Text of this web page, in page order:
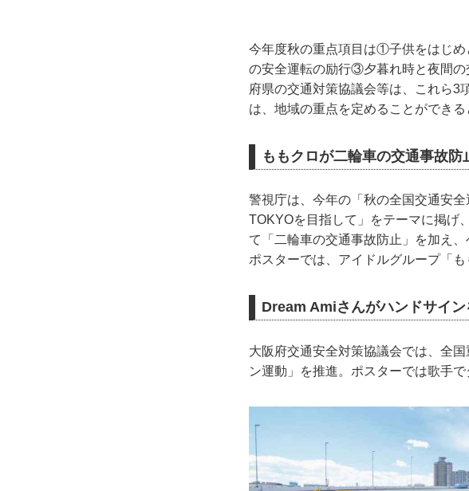
今年度秋の重点項目は①子供をはじ
の安全運転の励行③夕暮れ時と夜間
府県の交通対策協議会等は、これら3
は、地域の重点を定めることができる
ももクロが二輪車の交通事故防
警視庁は、今年の「秋の全国交通安
TOKYOを目指して」をテーマに掲げ
て「二輪車の交通事故防止」を加え
ポスターでは、アイドルグループ「
Dream Amiさんがハンドサイン
大阪府交通安全対策協議会では、全
ン運動」を推進。ポスターでは歌手